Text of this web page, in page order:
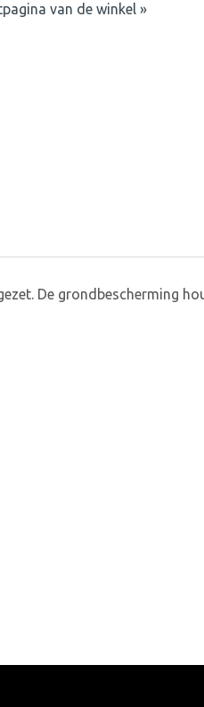
van de winkel »
De grondbescherming